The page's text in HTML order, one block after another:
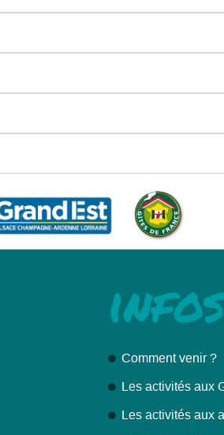
Comment venir ?
Les activités aux
Les activités aux